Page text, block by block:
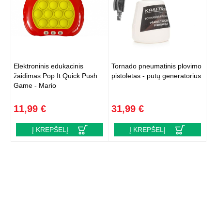
Elektroninis edukacinis
žaidimas Pop It Quick Push
Game - Mario
11,99 €
Į KREPŠELĮ
Tornado pneumatinis plovimo
pistoletas - putų generatorius
31,99 €
Į KREPŠELĮ